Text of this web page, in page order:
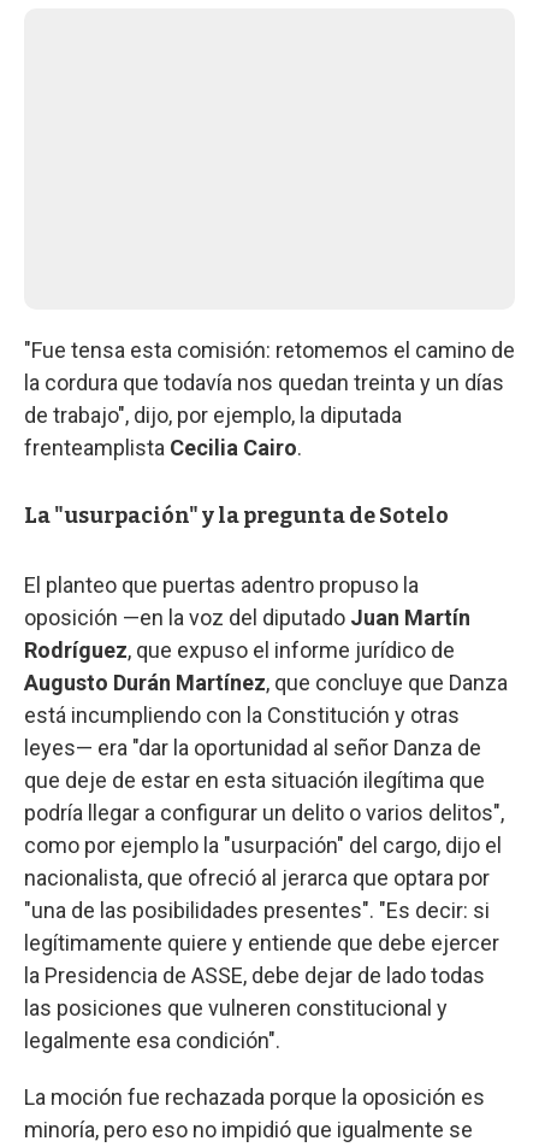
"Fue tensa esta comisión: retomemos el camino de
la cordura que todavía nos quedan treinta y un días
de trabajo", dijo, por ejemplo, la diputada
frenteamplista Cecilia Cairo.
La "usurpación" y la pregunta de Sotelo
El planteo que puertas adentro propuso la
oposición —en la voz del diputado Juan Martín
Rodríguez, que expuso el informe jurídico de
Augusto Durán Martínez, que concluye que Danza
está incumpliendo con la Constitución y otras
leyes— era "dar la oportunidad al señor Danza de
que deje de estar en esta situación ilegítima que
podría llegar a configurar un delito o varios delitos",
como por ejemplo la "usurpación" del cargo, dijo el
nacionalista, que ofreció al jerarca que optara por
"una de las posibilidades presentes". "Es decir: si
legítimamente quiere y entiende que debe ejercer
la Presidencia de ASSE, debe dejar de lado todas
las posiciones que vulneren constitucional y
legalmente esa condición".
La moción fue rechazada porque la oposición es
minoría, pero eso no impidió que igualmente se